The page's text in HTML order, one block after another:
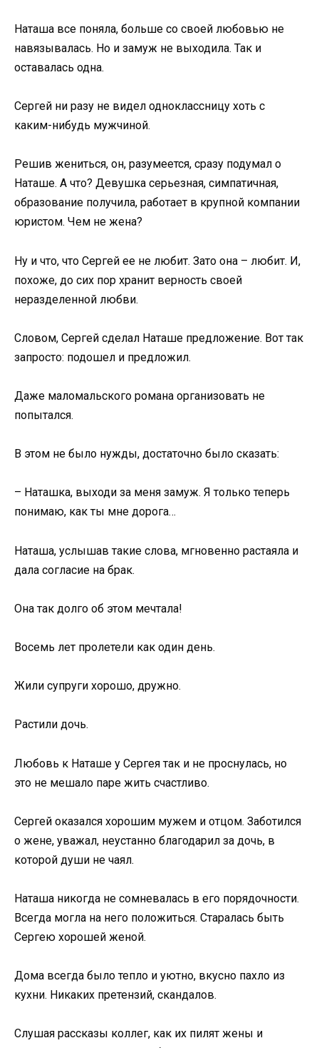
Наташа все поняла, больше со своей любовью не
навязывалась. Но и замуж не выходила. Так и
оставалась одна.
Сергей ни разу не видел одноклассницу хоть с
каким-нибудь мужчиной.
Решив жениться, он, разумеется, сразу подумал о
Наташе. А что? Девушка серьезная, симпатичная,
образование получила, работает в крупной компании
юристом. Чем не жена?
Ну и что, что Сергей ее не любит. Зато она – любит. И,
похоже, до сих пор хранит верность своей
неразделенной любви.
Словом, Сергей сделал Наташе предложение. Вот так
запросто: подошел и предложил.
Даже маломальского романа организовать не
попытался.
В этом не было нужды, достаточно было сказать:
– Наташка, выходи за меня замуж. Я только теперь
понимаю, как ты мне дорога…
Наташа, услышав такие слова, мгновенно растаяла и
дала согласие на брак.
Она так долго об этом мечтала!
Восемь лет пролетели как один день.
Жили супруги хорошо, дружно.
Растили дочь.
Любовь к Наташе у Сергея так и не проснулась, но
это не мешало паре жить счастливо.
Сергей оказался хорошим мужем и отцом. Заботился
о жене, уважал, неустанно благодарил за дочь, в
которой души не чаял.
Наташа никогда не сомневалась в его порядочности.
Всегда могла на него положиться. Старалась быть
Сергею хорошей женой.
Дома всегда было тепло и уютно, вкусно пахло из
кухни. Никаких претензий, скандалов.
Слушая рассказы коллег, как их пилят жены и